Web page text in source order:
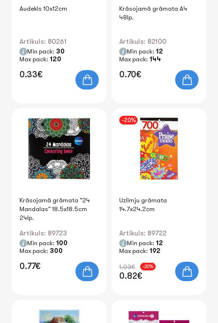
Audekls 10x12cm
Artikuls: 80261
Min pack: 30
Max pack: 120
0.33€
Krāsojamā grāmata A4
48lp.
Artikuls: 82100
Min pack: 12
Max pack: 144
0.70€
Krāsojamā grāmata "24
Mandalas" 18.5x18.5cm
24lp.
Artikuls: 89723
Min pack: 100
Max pack: 300
0.77€
-20%
Uzlīmju grāmata
14.7x24.2cm
Artikuls: 89722
Min pack: 12
Max pack: 192
1.03€ -20%
0.82€